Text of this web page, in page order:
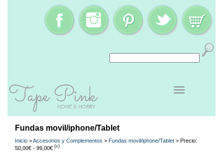
Fundas movil/iphone/Tablet
Inicio >Accesorios y Complementos > Fundas movil/iphone/Tablet > Precio:
50,00€ - 99,00€ (x)